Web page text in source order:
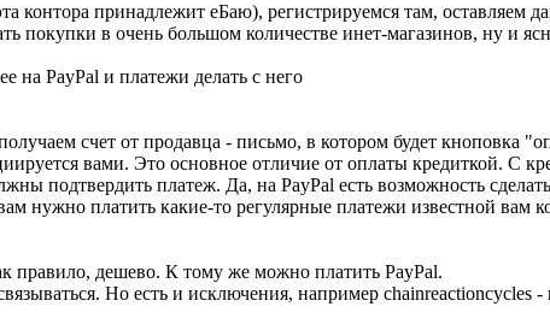
контора принадлежит еБаю), регистрируемся там, оставляем
покупки в очень большом количестве инет-магазинов, ну и
на PayPal и платежи делать с него
счет от продавца - письмо, в котором будет кноповка
вами. Это основное отличие от оплаты кредиткой. С
подтвердить платеж. Да, на PayPal есть возможность
нужно платить какие-то регулярные платежи известной вам
правило, дешево. К тому же можно платить PayPal.
Но есть и исключения, например